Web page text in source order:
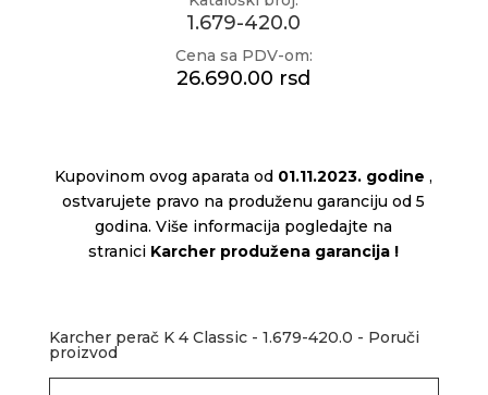
1.679-420.0
Cena sa PDV-om:
26.690.00 rsd
Kupovinom ovog aparata od 01.11.2023. godine ,
ostvarujete pravo na produženu garanciju od 5
godina. Više informacija pogledajte na
stranici Karcher produžena garancija !
Karcher perač K 4 Classic - 1.679-420.0 - Poruči
proizvod